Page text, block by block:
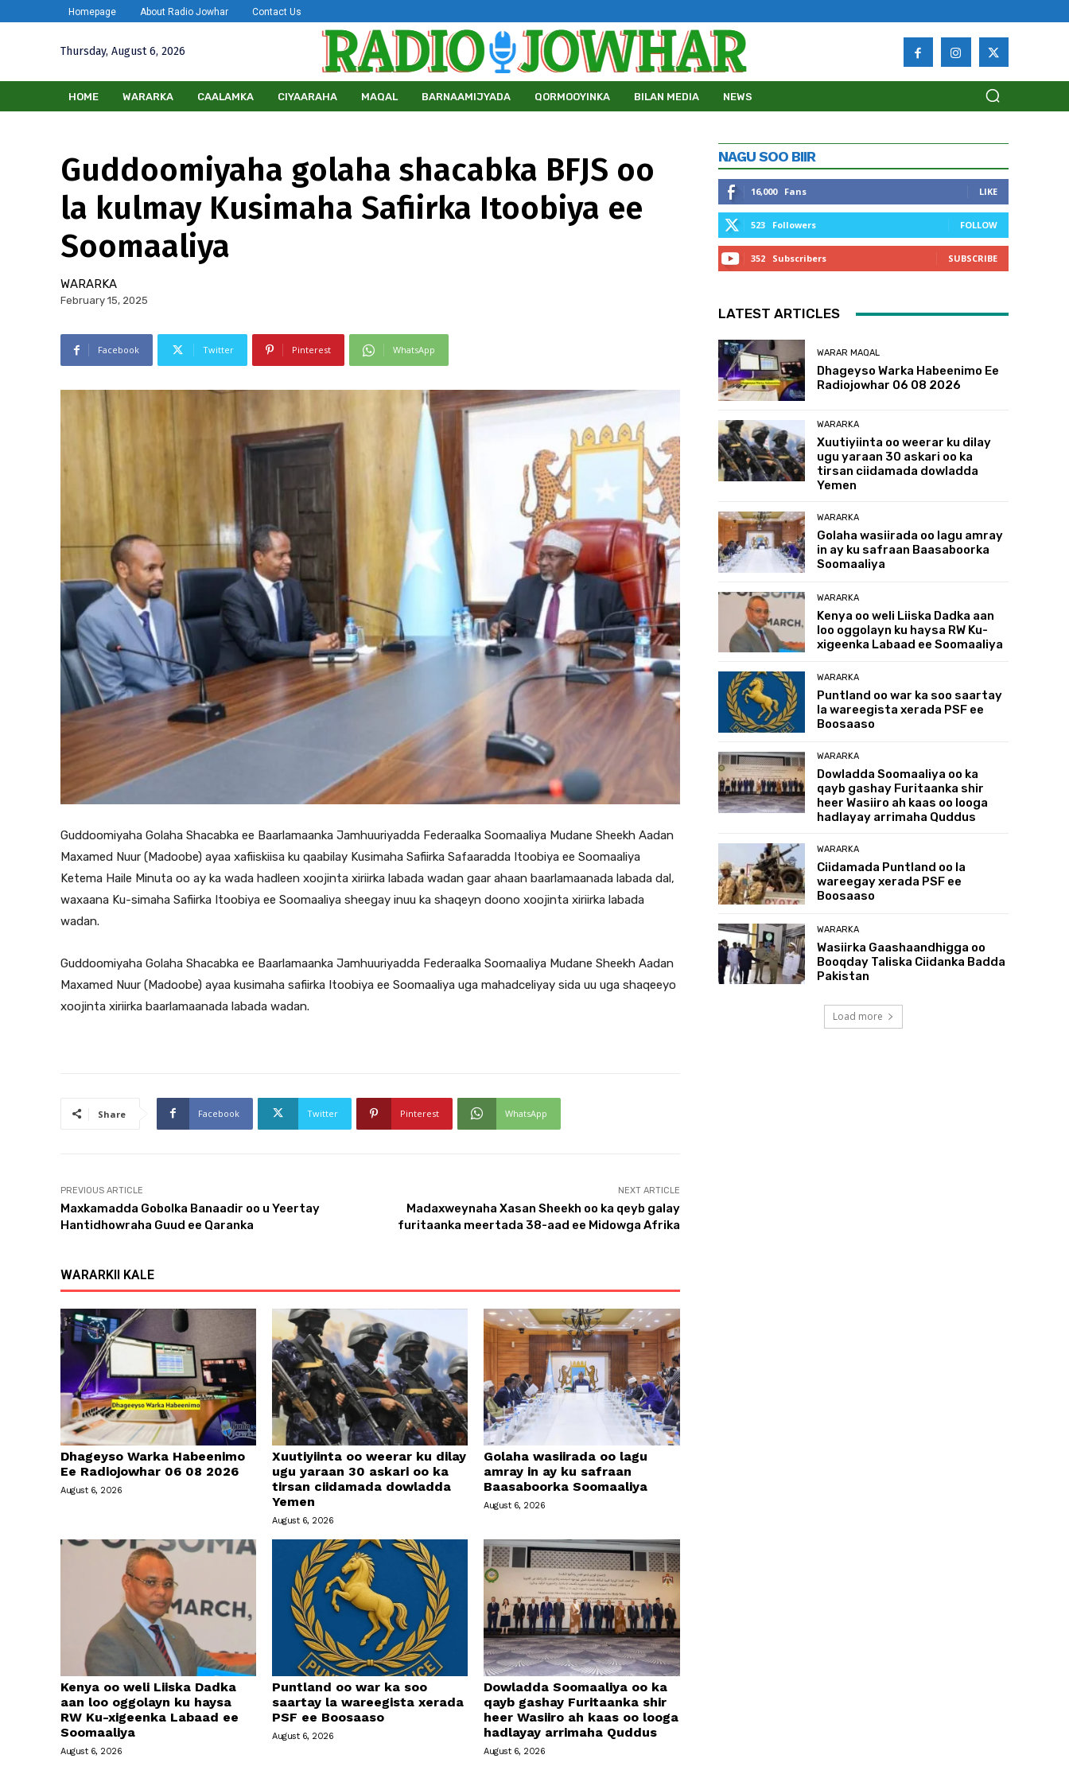
Homepage About Radio Jowhar Contact Us
Thursday, August 6, 2026
HOME WARARKA CAALAMKA CIYAARAHA MAQAL BARNAAMIJYADA QORMOOYINKA BILAN MEDIA NEWS
Guddoomiyaha golaha shacabka BFJS oo
la kulmay Kusimaha Safiirka Itoobiya ee
Soomaaliya
WARARKA
February 15, 2025
Facebook Twitter Pinterest WhatsApp
Guddoomiyaha Golaha Shacabka ee Baarlamaanka Jamhuuriyadda Federaalka Soomaaliya Mudane Sheekh Aadan
Maxamed Nuur (Madoobe) ayaa xafiiskiisa ku qaabilay Kusimaha Safiirka Safaaradda Itoobiya ee Soomaaliya
Ketema Haile Minuta oo ay ka wada hadleen xoojinta xiriirka labada wadan gaar ahaan baarlamaanada labada dal,
waxaana Ku-simaha Safiirka Itoobiya ee Soomaaliya sheegay inuu ka shaqeyn doono xoojinta xiriirka labada
wadan.
Guddoomiyaha Golaha Shacabka ee Baarlamaanka Jamhuuriyadda Federaalka Soomaaliya Mudane Sheekh Aadan
Maxamed Nuur (Madoobe) ayaa kusimaha safiirka Itoobiya ee Soomaaliya uga mahadceliyay sida uu uga shaqeeyo
xoojinta xiriirka baarlamaanada labada wadan.
Share Facebook Twitter Pinterest WhatsApp
PREVIOUS ARTICLE
Maxkamadda Gobolka Banaadir oo u Yeertay
Hantidhowraha Guud ee Qaranka
NEXT ARTICLE
Madaxweynaha Xasan Sheekh oo ka qeyb galay
furitaanka meertada 38-aad ee Midowga Afrika
WARARKII KALE
Dhageyso Warka Habeenimo
Ee Radiojowhar 06 08 2026
August 6, 2026
Xuutiyiinta oo weerar ku dilay
ugu yaraan 30 askari oo ka
tirsan ciidamada dowladda
Yemen
August 6, 2026
Golaha wasiirada oo lagu
amray in ay ku safraan
Baasaboorka Soomaaliya
August 6, 2026
Kenya oo weli Liiska Dadka
aan loo oggolayn ku haysa
RW Ku-xigeenka Labaad ee
Soomaaliya
August 6, 2026
Puntland oo war ka soo
saartay la wareegista xerada
PSF ee Boosaaso
August 6, 2026
Dowladda Soomaaliya oo ka
qayb gashay Furitaanka shir
heer Wasiiro ah kaas oo looga
hadlayay arrimaha Quddus
August 6, 2026
NAGU SOO BIIR
16,000 Fans LIKE
523 Followers FOLLOW
352 Subscribers SUBSCRIBE
LATEST ARTICLES
WARAR MAQAL
Dhageyso Warka Habeenimo Ee
Radiojowhar 06 08 2026
WARARKA
Xuutiyiinta oo weerar ku dilay
ugu yaraan 30 askari oo ka
tirsan ciidamada dowladda
Yemen
WARARKA
Golaha wasiirada oo lagu amray
in ay ku safraan Baasaboorka
Soomaaliya
WARARKA
Kenya oo weli Liiska Dadka aan
loo oggolayn ku haysa RW Ku-
xigeenka Labaad ee Soomaaliya
WARARKA
Puntland oo war ka soo saartay
la wareegista xerada PSF ee
Boosaaso
WARARKA
Dowladda Soomaaliya oo ka
qayb gashay Furitaanka shir
heer Wasiiro ah kaas oo looga
hadlayay arrimaha Quddus
WARARKA
Ciidamada Puntland oo la
wareegay xerada PSF ee
Boosaaso
WARARKA
Wasiirka Gaashaandhigga oo
Booqday Taliska Ciidanka Badda
Pakistan
Load more